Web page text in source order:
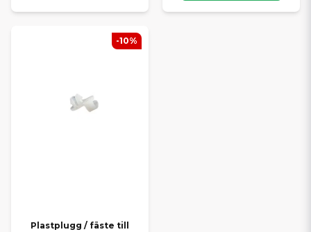
Plastplugg / fäste till
-10%